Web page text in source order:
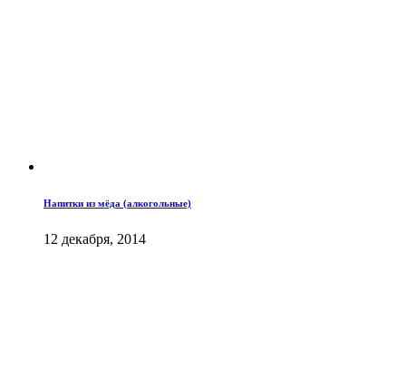
Напитки из мёда (алкогольные)
12 декабря, 2014